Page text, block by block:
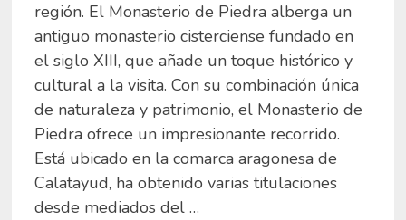
región. El Monasterio de Piedra alberga un
antiguo monasterio cisterciense fundado en
el siglo XIII, que añade un toque histórico y
cultural a la visita. Con su combinación única
de naturaleza y patrimonio, el Monasterio de
Piedra ofrece un impresionante recorrido.
Está ubicado en la comarca aragonesa de
Calatayud, ha obtenido varias titulaciones
desde mediados del …